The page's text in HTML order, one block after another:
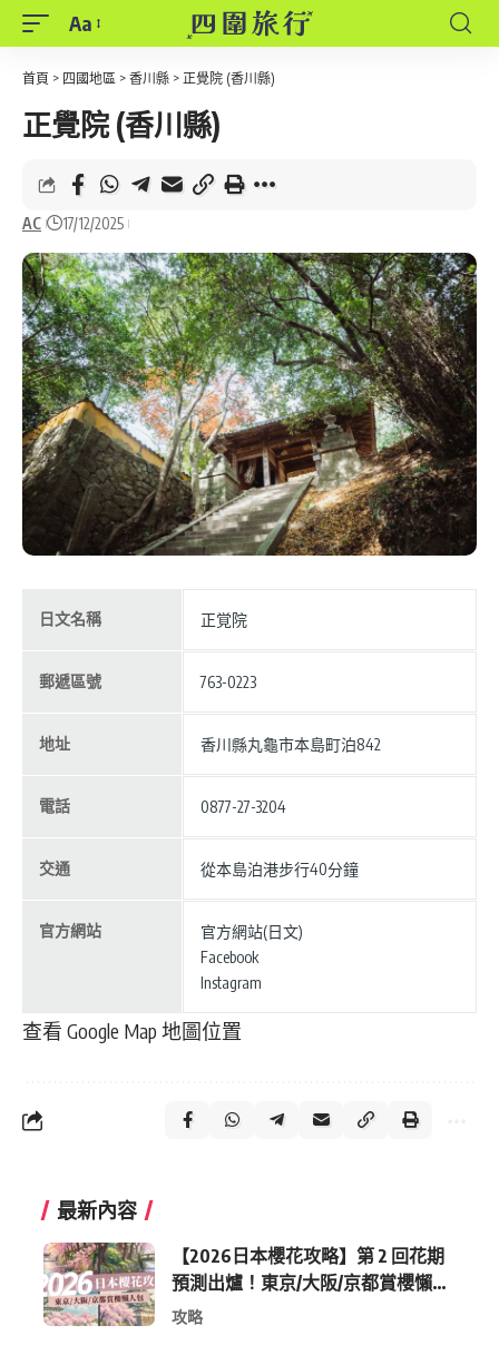
Font
Resizer
Aa
首頁 > 四國地區 > 香川縣 > 正覺院 (香川縣)
正覺院 (香川縣)
AC 17/12/2025
日文名稱 正覚院
郵遞區號 763-0223
地址 香川縣丸龜市本島町泊842
電話 0877-27-3204
交通 從本島泊港步行40分鐘
官方網站
官方網站(日文)
Facebook
Instagram
查看 Google Map 地圖位置
最新內容
【2026日本櫻花攻略】第 2 回花期
預測出爐！東京/大阪/京都賞櫻懶人
包 (附最新時間表)
攻略